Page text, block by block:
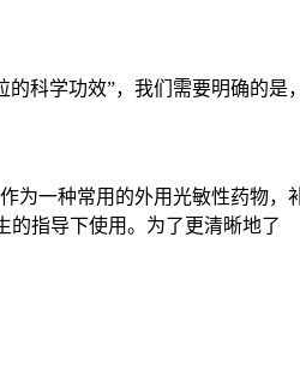
科学功效”，我们需要明确的是
为一种常用的外用光敏性药物，
的指导下使用。为了更清晰地了